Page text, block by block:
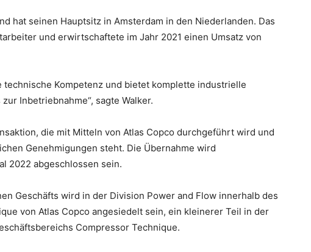
hat seinen Hauptsitz in Amsterdam in den Niederlanden. Das
und erwirtschaftete im Jahr 2021 einen Umsatz von
technische Kompetenz und bietet komplette industrielle
Inbetriebnahme“, sagte Walker.
die mit Mitteln von Atlas Copco durchgeführt wird und
Genehmigungen steht. Die Übernahme wird
2022 abgeschlossen sein.
Geschäfts wird in der Division Power and Flow innerhalb des
von Atlas Copco angesiedelt sein, ein kleinerer Teil in der
Compressor Technique.